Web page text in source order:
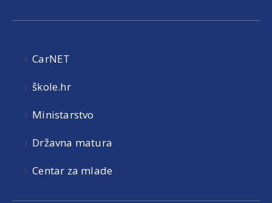
CarNET
škole.hr
Ministarstvo
Državna matura
Centar za mlade